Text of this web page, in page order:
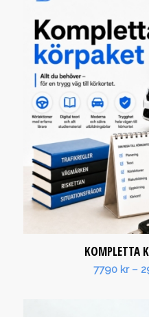
KOMPLETTA
7790 kr –